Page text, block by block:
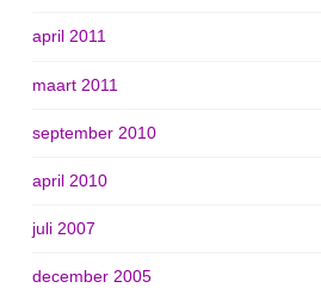
april 2011
maart 2011
september 2010
april 2010
juli 2007
december 2005